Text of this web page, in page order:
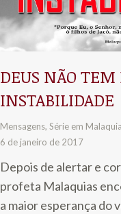
DEUS NÃO
INSTABILIDADE
Mensagens, Série em
6 de janeiro de 2017
Depois de alertar e
profeta Malaquias
a maior esperança do